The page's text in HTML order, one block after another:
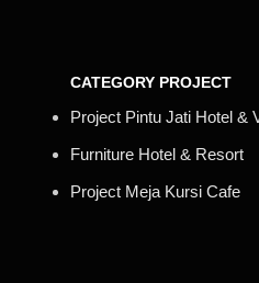
CATEGORY PROJECT
Project Pintu Jati Hotel &
Furniture Hotel & Resort
Project Meja Kursi Cafe